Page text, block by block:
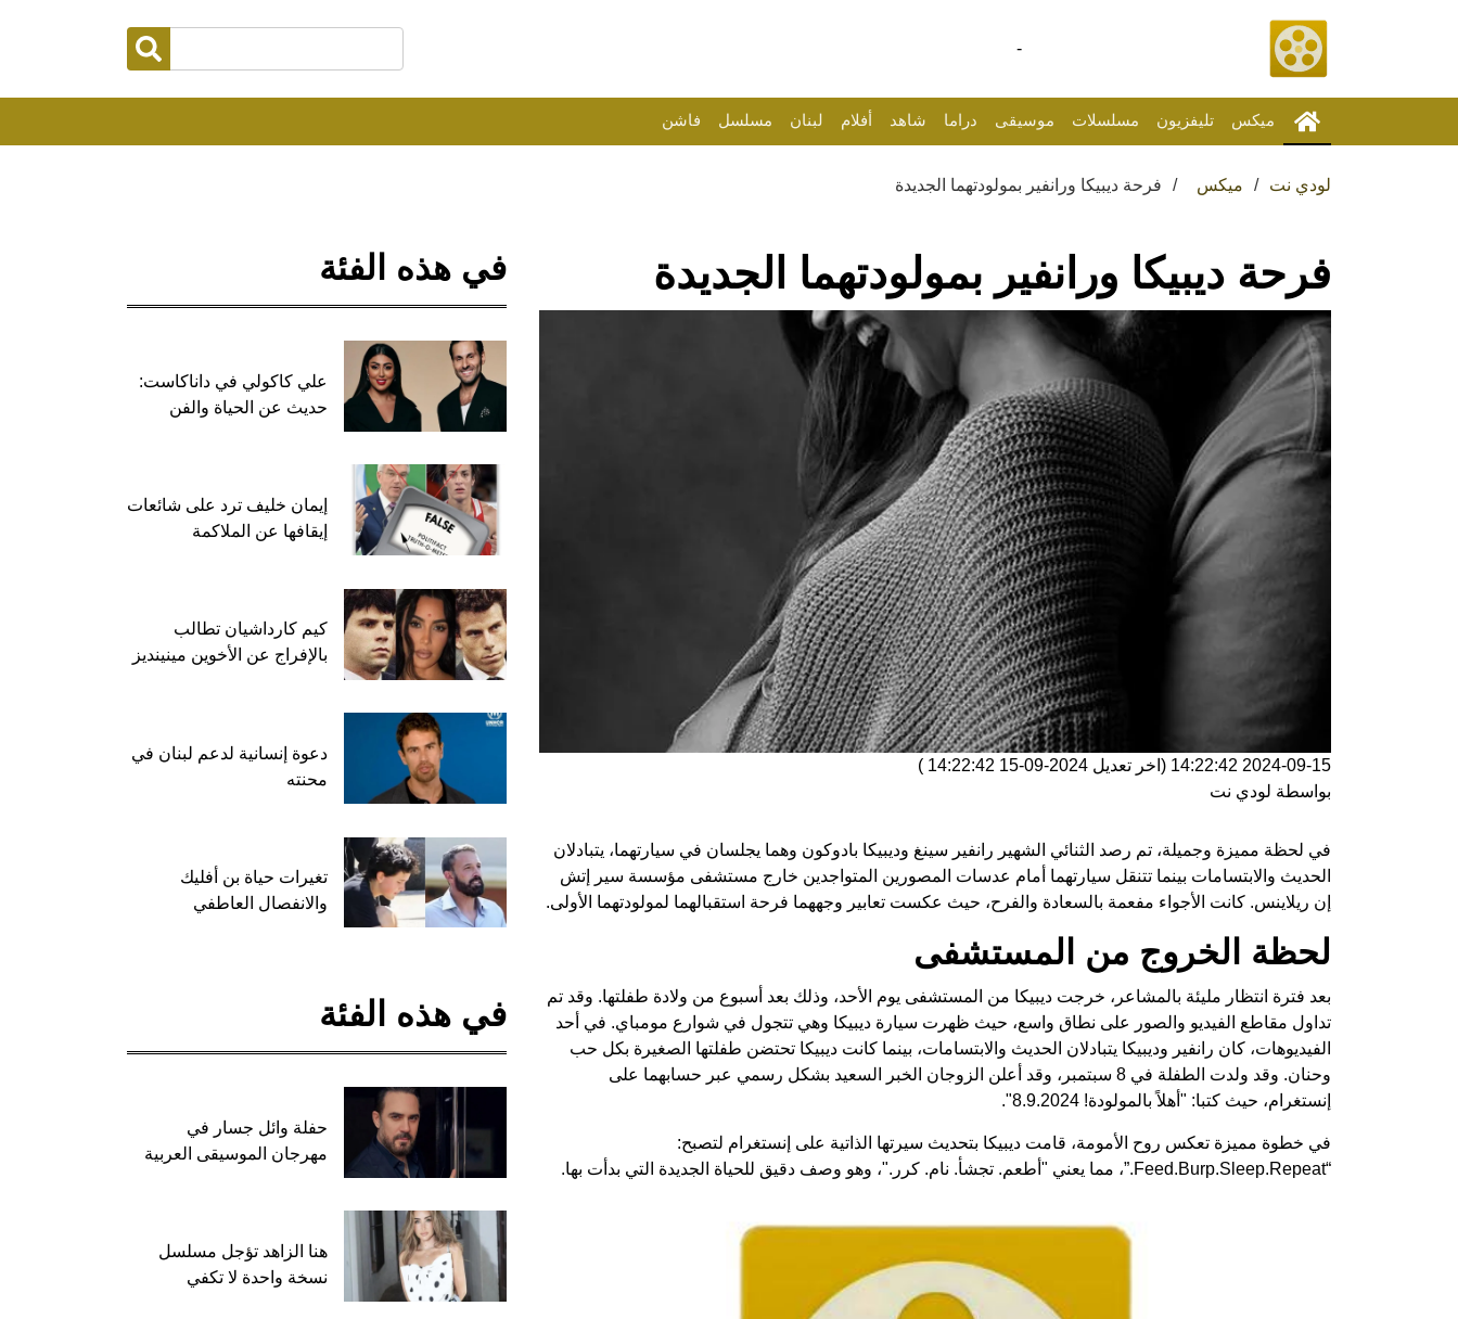
-
ميكس تليفزيون مسلسلات موسيقى دراما شاهد أفلام لبنان مسلسل فاشن
لودي نت ميكس فرحة ديبيكا ورانفير بمولودتهما الجديدة
فرحة ديبيكا ورانفير بمولودتهما الجديدة
2024-09-15 14:22:42 (اخر تعديل 2024-09-15 14:22:42
)
بواسطة لودي نت
في لحظة مميزة وجميلة، تم رصد الثنائي الشهير رانفير سينغ وديبيكا بادوكون وهما يجلسان في سيارتهما، يتبادلان
الحديث والابتسامات بينما تتنقل سيارتهما أمام عدسات المصورين المتواجدين خارج مستشفى مؤسسة سير إتش
إن ريلاينس. كانت الأجواء مفعمة بالسعادة والفرح، حيث عكست تعابير وجههما فرحة استقبالهما لمولودتهما الأولى.
لحظة الخروج من المستشفى
بعد فترة انتظار مليئة بالمشاعر، خرجت ديبيكا من المستشفى يوم الأحد، وذلك بعد أسبوع من ولادة طفلتها. وقد تم
تداول مقاطع الفيديو والصور على نطاق واسع، حيث ظهرت سيارة ديبيكا وهي تتجول في شوارع مومباي. في أحد
الفيديوهات، كان رانفير وديبيكا يتبادلان الحديث والابتسامات، بينما كانت ديبيكا تحتضن طفلتها الصغيرة بكل حب
وحنان. وقد ولدت الطفلة في 8 سبتمبر، وقد أعلن الزوجان الخبر السعيد بشكل رسمي عبر حسابهما على
إنستغرام، حيث كتبا: "أهلاً بالمولودة! 8.9.2024".
في خطوة مميزة تعكس روح الأمومة، قامت ديبيكا بتحديث سيرتها الذاتية على إنستغرام لتصبح:
“Feed.Burp.Sleep.Repeat.”، مما يعني "أطعم. تجشأ. نام. كرر."، وهو وصف دقيق للحياة الجديدة التي بدأت بها.
في هذه الفئة
علي كاكولي في داناكاست:
حديث عن الحياة والفن
إيمان خليف ترد على شائعات
إيقافها عن الملاكمة
كيم كارداشيان تطالب
بالإفراج عن الأخوين مينينديز
دعوة إنسانية لدعم لبنان في
محنته
تغيرات حياة بن أفليك
والانفصال العاطفي
في هذه الفئة
حفلة وائل جسار في
مهرجان الموسيقى العربية
هنا الزاهد تؤجل مسلسل
نسخة واحدة لا تكفي